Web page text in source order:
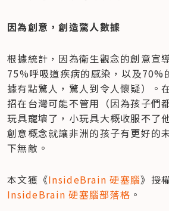
因為創意，創造驚人數據
根據統計，因為衛生觀念的創意宣
75%呼吸道疾病的感染，以及
據有點驚人，驚人到令人懷疑）。
招在台灣可能不管用（因為孩子們
玩具寵壞了，小玩具大概收服不了
創意概念就讓非洲的孩子有更好的
下無敵。
本文獲《InsideBrain 硬塞腦》授
InsideBrain 硬塞腦部落格 。